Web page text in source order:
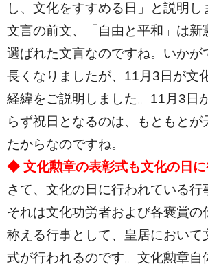
し、文化をすすめる日」と説明し
文言の前文、「自由と平和」は新
選ばれた文言なのですね。いかが
長くなりましたが、11月3日が文
経緯をご説明しました。11月3日
らず祝日となるのは、もともとが
たからなのですね。
◆ 文化勲章の表彰式も文化の日
さて、文化の日に行われている行
それは文化功労者および各褒賞の
称える行事として、皇居において
式が行われるのです。文化勲章自